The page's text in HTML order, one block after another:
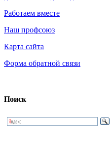
Работаем вместе
Наш профсоюз
Карта сайта
Форма обратной связи
Поиск